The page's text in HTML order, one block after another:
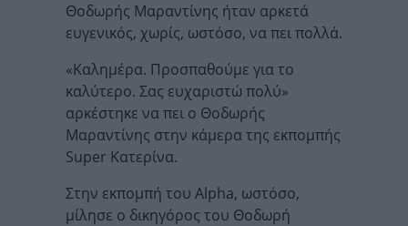
Θοδωρής Μαραντίνης ήταν αρκετά
ευγενικός, χωρίς, ωστόσο, να πει πολλά.
«Καλημέρα. Προσπαθούμε για το
καλύτερο. Σας ευχαριστώ πολύ»
αρκέστηκε να πει ο Θοδωρής
Μαραντίνης στην κάμερα της εκπομπής
Super Κατερίνα.
Στην εκπομπή του Alpha, ωστόσο,
μίλησε ο δικηγόρος του Θοδωρή